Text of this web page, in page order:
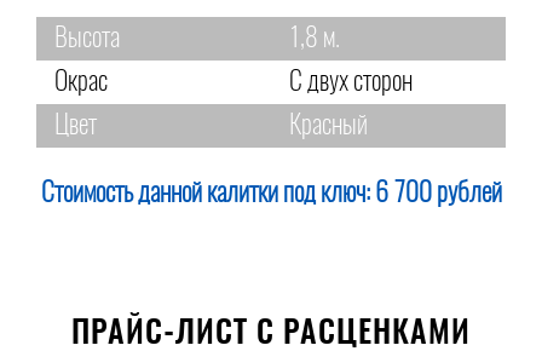
Высота
1,8 м.
Окрас
С двух сторон
Цвет
Красный
Стоимость данной калитки под ключ: 6 700 рублей
ПРАЙС-ЛИСТ С РАСЦЕНКАМИ